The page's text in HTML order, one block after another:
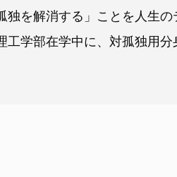
を解消する」ことを人生
学部在学中に、対孤独用分